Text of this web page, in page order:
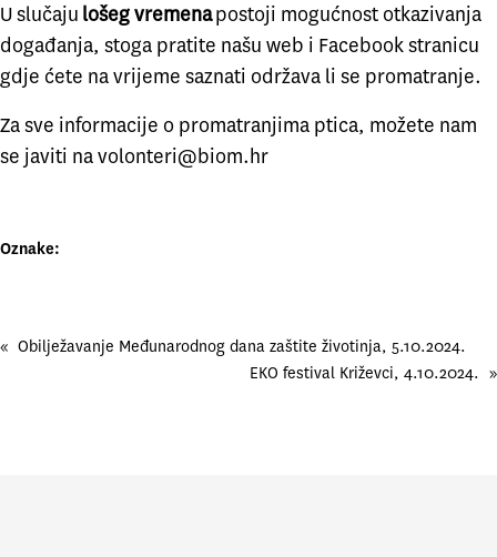
U slučaju lošeg vremenapostoji mogućnost otkazivanja
događanja, stoga pratite našu web i Facebook stranicu
gdje ćete na vrijeme saznati održava li se promatranje.
Za sve informacije o promatranjima ptica, možete nam
se javiti na volonteri@biom.hr
Oznake:
« Obilježavanje Međunarodnog dana zaštite životinja, 5.10.2024.
EKO festival Križevci, 4.10.2024.
»